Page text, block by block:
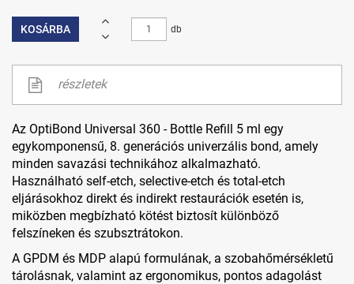
KOSÁRBA db
részletek
Az OptiBond Universal 360 - Bottle Refill 5 ml egy
egykomponensű, 8. generációs univerzális bond, amely
minden savazási technikához alkalmazható.
Használható self-etch, selective-etch és total-etch
eljárásokhoz direkt és indirekt restaurációk esetén is,
miközben megbízható kötést biztosít különböző
felszíneken és szubsztrátokon.
A GPDM és MDP alapú formulának, a szobahőmérsékletű
tárolásnak, valamint az ergonomikus, pontos adagolást